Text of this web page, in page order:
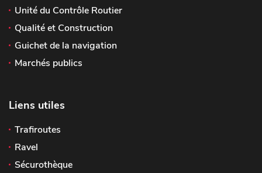
Unité du Contrôle Routier
Qualité et Construction
Guichet de la navigation
Marchés publics
Liens utiles
Trafiroutes
Ravel
Sécurothèque